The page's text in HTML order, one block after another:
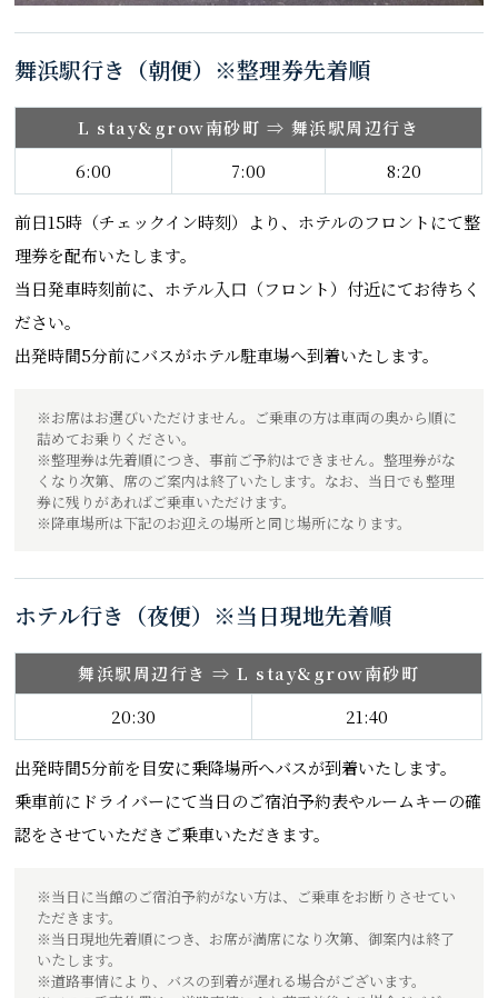
舞浜駅行き（朝便）※整理券先着順
L stay&grow南砂町 ⇒ 舞浜駅周辺行き
6:00
7:00 8:20
前日15時（チェックイン時刻）より、ホテルのフロントにて整
理券を配布いたします。
当日発車時刻前に、ホテル入口（フロント）付近にてお待ちく
ださい。
出発時間5分前にバスがホテル駐車場へ到着いたします。
※お席はお選びいただけません。ご乗車の方は車両の奥から順に
詰めてお乗りください。
※整理券は先着順につき、事前ご予約はできません。整理券がな
くなり次第、席のご案内は終了いたします。なお、当日でも整理
券に残りがあればご乗車いただけます。
※降車場所は下記のお迎えの場所と同じ場所になります。
ホテル行き（夜便）※当日現地先着順
舞浜駅周辺行き ⇒ L stay&grow南砂町
20:30
21:40
出発時間5分前を目安に乗降場所へバスが到着いたします。
乗車前にドライバーにて当日のご宿泊予約表やルームキーの確
認をさせていただきご乗車いただきます。
※当日に当館のご宿泊予約がない方は、ご乗車をお断りさせてい
ただきます。
※当日現地先着順につき、お席が満席になり次第、御案内は終了
いたします。
※道路事情により、バスの到着が遅れる場合がございます。